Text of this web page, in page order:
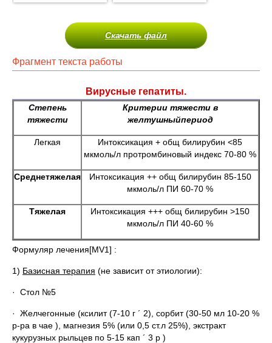
Скачать файл
Фрагмент текста работы
Вирусные гепатиты.
Степень
тяжести
Критерии тяжести в
желтушныйпериод
Легкая
Интоксикация + общ билирубин <85
мкмоль/л протромбиновый индекс 70-80 %
Среднетяжелая
Интоксикация ++ общ билирубин 85-150
мкмоль/л ПИ 60-70 %
Тяжелая
Интоксикация +++ общ билирубин >150
мкмоль/л ПИ 40-60 %
Формуляр лечения[MV1] :
1) Базисная терапия (не зависит от этиологии):
· Стол №5
· Желчегонные (ксилит (7-10 г ´ 2), сорбит (30-50 мл 10-20 %
р-ра в чае ), магнезия 5% (или 0,5 ст.л 25%), экстракт
кукурузных рыльцев по 5-15 кап ´ 3 р )